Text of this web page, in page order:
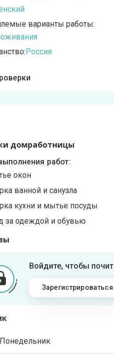
варианты работы:
Россия
домработницы
работ:
окон
ванной и санузла
кухни и мытье посуды
за одеждой и обувью
Войдите, чтобы
Зарегистрироваться
Понедельник